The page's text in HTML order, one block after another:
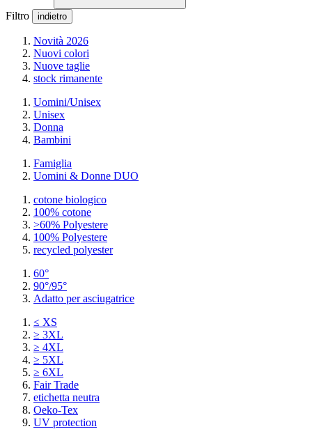
Filtro indietro
Novità 2026
Nuovi colori
Nuove taglie
stock rimanente
Uomini/Unisex
Unisex
Donna
Bambini
Famiglia
Uomini & Donne DUO
cotone biologico
100% cotone
>60% Polyestere
100% Polyestere
recycled polyester
60°
90°/95°
Adatto per asciugatrice
≤ XS
≥ 3XL
≥ 4XL
≥ 5XL
≥ 6XL
Fair Trade
etichetta neutra
Oeko-Tex
UV protection